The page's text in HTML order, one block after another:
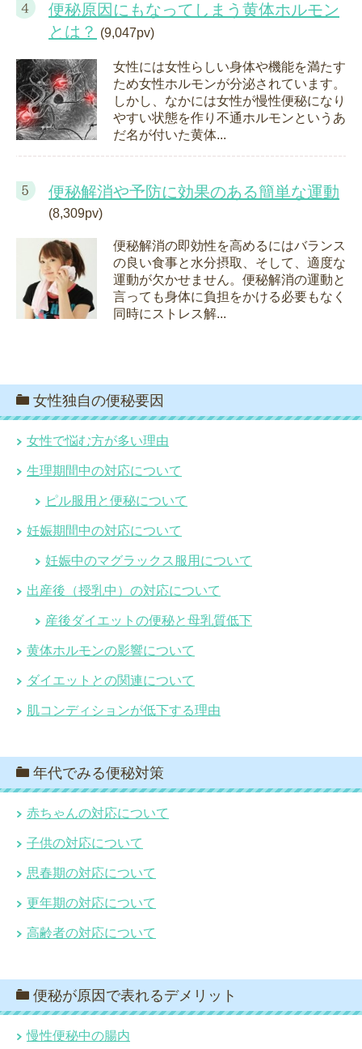
便秘原因にもなってしまう黄体ホルモン
とは？ (9,047pv)
女性には女性らしい身体や機能を満たす
ため女性ホルモンが分泌されています。
しかし、なかには女性が慢性便秘になり
やすい状態を作り不通ホルモンというあ
だ名が付いた黄体...
便秘解消や予防に効果のある簡単な運動
(8,309pv)
便秘解消の即効性を高めるにはバランス
の良い食事と水分摂取、そして、適度な
運動が欠かせません。便秘解消の運動と
言っても身体に負担をかける必要もなく
同時にストレス解...
女性独自の便秘要因
女性で悩む方が多い理由
生理期間中の対応について
ピル服用と便秘について
妊娠期間中の対応について
妊娠中のマグラックス服用について
出産後（授乳中）の対応について
産後ダイエットの便秘と母乳質低下
黄体ホルモンの影響について
ダイエットとの関連について
肌コンディションが低下する理由
年代でみる便秘対策
赤ちゃんの対応について
子供の対応について
思春期の対応について
更年期の対応について
高齢者の対応について
便秘が原因で表れるデメリット
慢性便秘中の腸内